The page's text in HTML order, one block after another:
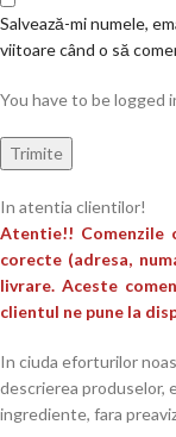
Salvează-mi numele,
viitoare când o să
You have to be logged
In atentia clientilor!
Atentie!! Comenzile
corecte (adresa,
livrare. Aceste
clientul ne pune la
In ciuda eforturilor
descrierea produselor,
ingrediente, fara